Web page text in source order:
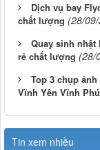
Dịch vụ bay
chất lượng (28/
Quay sinh nhật
rẻ chất lượng (28/
Top 3 chụp
Vĩnh Yên Vĩnh
Tin xem nhiều